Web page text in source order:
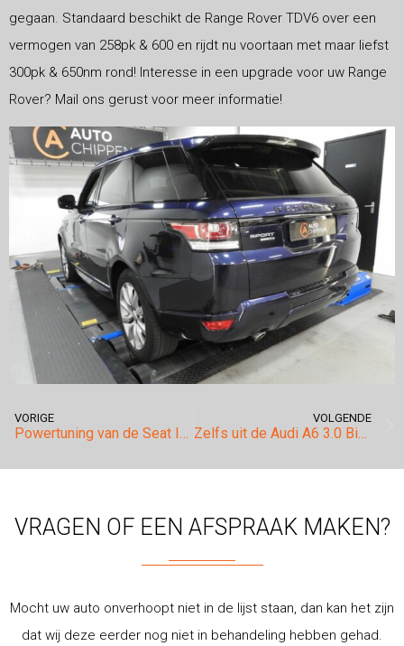
gegaan. Standaard beschikt de Range Rover TDV6 over een
vermogen van 258pk & 600 en rijdt nu voortaan met maar liefst
300pk & 650nm rond! Interesse in een upgrade voor uw Range
Rover? Mail ons gerust voor meer informatie!
VORIGE
Powertuning van de Seat Ibiza FR 1.4tsi met DSG met een eindresultaat van +47pk & +80nm!
VOLGENDE
Zelfs uit de Audi A6 3.0 Bi-turbo Competition valt meer te behalen dan u zou verwachten!
VRAGEN OF EEN AFSPRAAK MAKEN?
Mocht uw auto onverhoopt niet in de lijst staan, dan kan het zijn
dat wij deze eerder nog niet in behandeling hebben gehad.